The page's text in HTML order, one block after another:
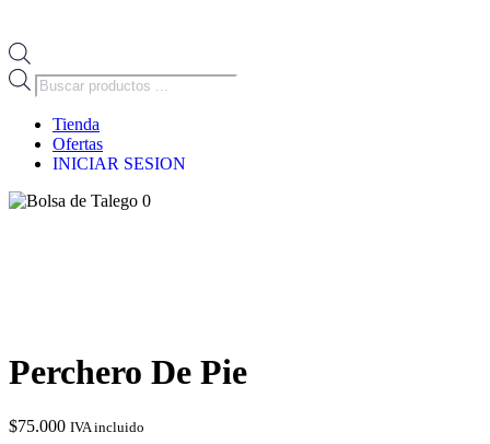
Búsqueda
de
productos
Tienda
Ofertas
INICIAR SESION
0
Perchero De Pie
$75.000 IVA incluido